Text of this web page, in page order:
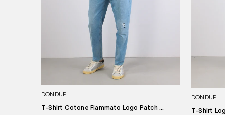
DONDUP
T-Shirt Cotone Fiammato Logo Patch ...
DONDUP
T-Shirt